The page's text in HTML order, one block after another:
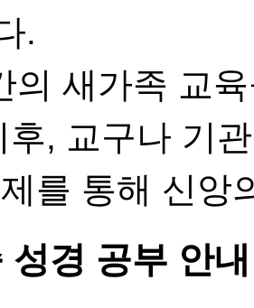
.
의 새가족 교
후, 교구나 기
를 통해 신앙
경 공부 안내